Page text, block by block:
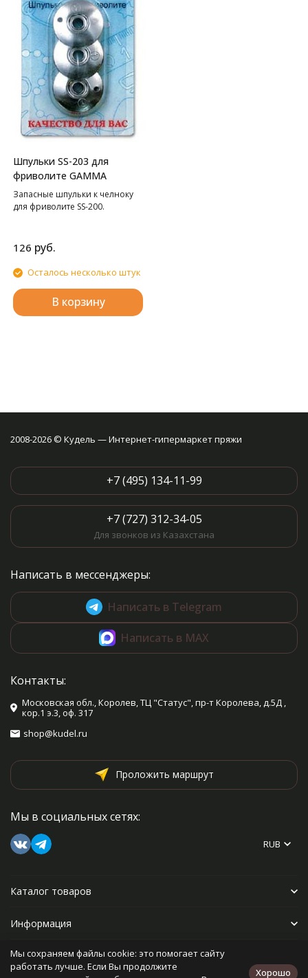
Шпульки SS-203 для
фриволите GAMMA
Запасные шпульки к челноку
для фриволите SS-200.
126 руб.
Осталось несколько штук
В корзину
2008-2026 © Кудель — Интернет-гипермаркет пряжи
+7 (495) 134-11-99
+7 (727) 312-34-05
Для звонков из Казахстана
Написать в мессенджеры:
Написать в Telegram
Написать в MAX
Контакты:
Московская обл., Королев, ТЦ "Статус", пр-т Королева, д.5Д ,
кор.1 э.3, оф. 317
shop@kudel.ru
Проложить маршрут
Мы в социальных сетях:
RUB
Каталог товаров
Информация
Прочее
Мы сохраняем файлы cookie: это помогает сайту
работать лучше. Если Вы продолжите
Хорошо